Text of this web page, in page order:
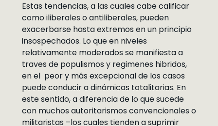
Estas tendencias, a las cuales cabe calificar
como iliberales o antiliberales, pueden
exacerbarse hasta extremos en un principio
insospechados. Lo que en niveles
relativamente moderados se manifiesta a
traves de populismos y regimenes hibridos,
en el peor y más excepcional de los casos
puede conducir a dinámicas totalitarias. En
este sentido, a diferencia de lo que sucede
con muchos autoritarismos convencionales o
militaristas –los cuales tienden a suprimir